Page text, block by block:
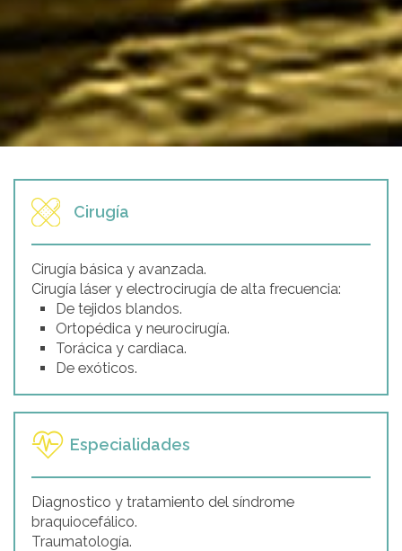
Cirugía
Cirugía básica y avanzada.
Cirugía láser y electrocirugía de alta frecuencia:
De tejidos blandos.
Ortopédica y neurocirugía.
Torácica y cardiaca.
De exóticos.
Especialidades
Diagnostico y tratamiento del síndrome
braquiocefálico.
Traumatología.